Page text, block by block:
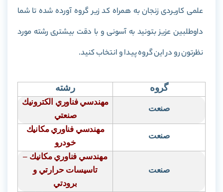
علمی کاربردی زنجان به همراه کد زیر گروه آورده شده تا شما
داوطلبین عزیز بتونید به آسونی و با دقت بیشتری رشته مورد
نظرتون رو در این گروه پیدا و انتخاب کنید.
گروه رشته
صنعت
مهندسي فناوري الكترونيك
صنعتي
صنعت
مهندسي فناوري مكانيك
خودرو
صنعت
مهندسي فناوري مكانيك –
تاسيسات حرارتي و
برودتي